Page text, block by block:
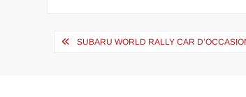
Navigation
SUBARU WORLD RALLY CAR